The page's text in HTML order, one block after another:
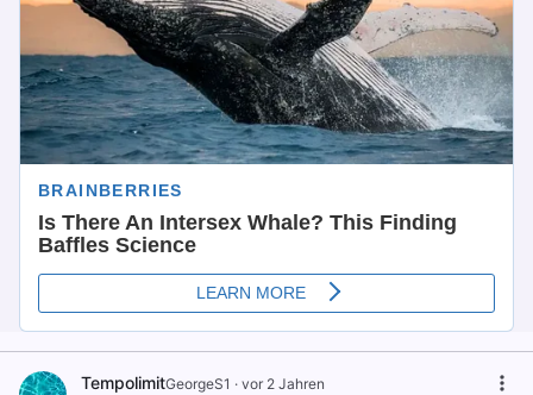
TempolimitGeorgeS1 · vor 2 Jahren